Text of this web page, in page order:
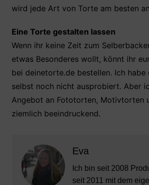
wird jede Art von Torte am besten
Eine Torte gestalten lassen
Wenn ihr keine Zeit zum
etwas Besonderes wollt, könnt ihr
bei deinetorte.de bestellen. Ich habe
selbst noch nicht ausprobiert. Aber
Angebot an Fototorten, Motivtorten
ziemlich beeindruckend.
Eva
Ich bin seit 2008
seit 2011 mit dem